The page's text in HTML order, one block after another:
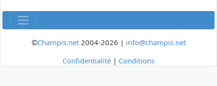
©Champis.net2004-2026 | info@champis.net
Confidentialité | Conditions